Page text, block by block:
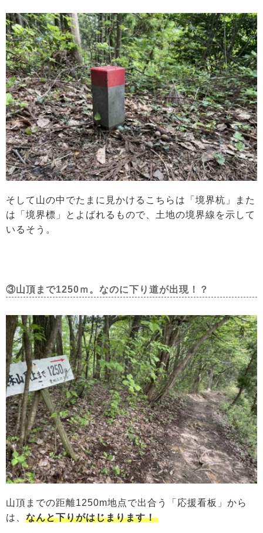
そして山の中でたまに見かけるこちらは「境界杭」また
は「境界標」とよばれるもので、土地の境界線を示して
いるそう。
③山頂まで1250ｍ。なのに下り道が出現！？
山頂までの距離1250m地点で出合う「応援看板」から
は、 なんと下りがはじまります！